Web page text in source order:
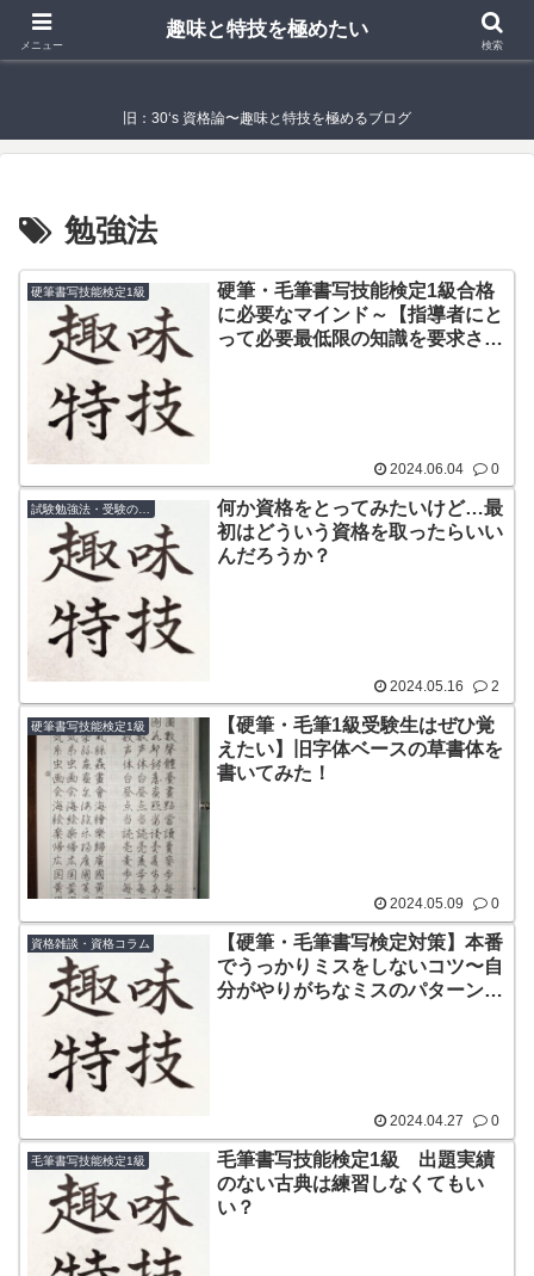
趣味と特技を極めたい
旧：30‘s 資格論〜趣味と特技を極めるブログ
勉強法
硬筆書写技能検定1級
硬筆・毛筆書写技能検定1級合格
に必要なマインド～【指導者にと
って必要最低限の知識を要求され
2024.06.04 0
何か資格をとってみたいけど…最
初はどういう資格を取ったらいい
んだろうか？
2024.05.16 2
硬筆書写技能検定1級
【硬筆・毛筆1級受験生はぜひ覚
えたい】旧字体ベースの草書体を
書いてみた！
2024.05.09 0
資格雑談・資格コラム
【硬筆・毛筆書写検定対策】本番
でうっかりミスをしないコツ〜自
分がやりがちなミスのパターンを
2024.04.27 0
毛筆書写技能検定1級
毛筆書写技能検定1級 出題実績
のない古典は練習しなくてもい
い？
メニュー
趣味と特技を極めたい
検索